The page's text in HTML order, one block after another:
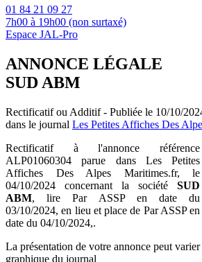
01 84 21 09 27
7h00 à 19h00 (non surtaxé)
Espace JAL-Pro
ANNONCE LÉGALE
SUD ABM
Rectificatif ou Additif - Publiée le 10/10/
dans le journal Les Petites Affiches Des
Rectificatif à l'annonce référence
ALP01060304 parue dans Les Petites
Affiches Des Alpes Maritimes.fr, le
04/10/2024 concernant la société SUD
ABM, lire Par ASSP en date du
03/10/2024, en lieu et place de Par ASSP en
date du 04/10/2024,.
La présentation de votre annonce peut
graphique du journal